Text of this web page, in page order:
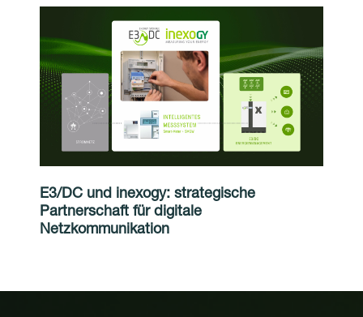
E3/DC und inexogy: strategische
Partnerschaft für digitale
Netzkommunikation